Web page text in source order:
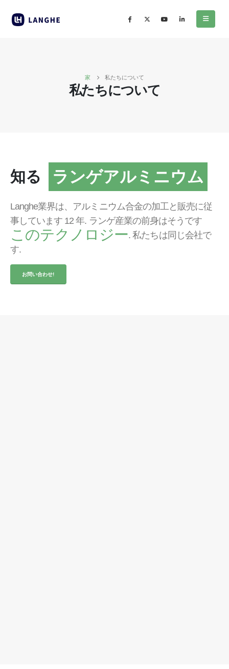
家 私たちについて
私たちについて
知る ランゲアルミニウム
Langhe業界は、アルミニウム合金の加工と販売に従
事しています 12 年. ランゲ産業の前身はそうです
このテクノロジー. 私たちは同じ会社で
す.
お問い合わせ!